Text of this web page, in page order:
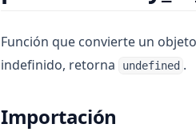
Función que convierte un
indefinido, retorna
undefined .
Importación